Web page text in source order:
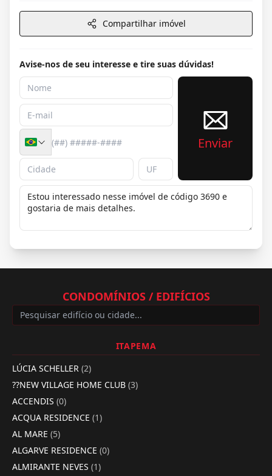
Compartilhar imóvel
Avise-nos de seu interesse e tire suas dúvidas!
Enviar
CONDOMÍNIOS / EDIFÍCIOS
ITAPEMA
LÚCIA SCHELLER (2)
??NEW VILLAGE HOME CLUB (3)
ACCENDIS (0)
ACQUA RESIDENCE (1)
AL MARE (5)
ALGARVE RESIDENCE (0)
ALMIRANTE NEVES (1)